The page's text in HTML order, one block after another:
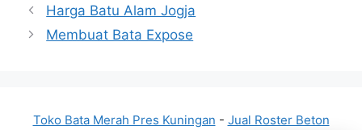
Harga Batu Alam Jogja
Membuat Bata Expose
Toko Bata Merah Pres Kuningan - Jual Roster Beton